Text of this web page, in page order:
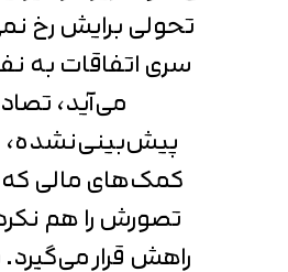
تحولی برایش رخ
سری اتفاقات
می‌آید،
کمک‌های مالی
تصورش را هم
راهش قرار